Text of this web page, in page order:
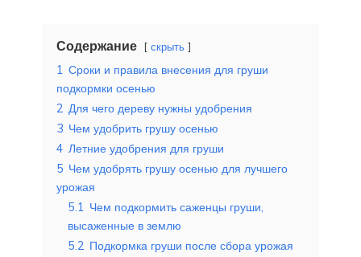
Содержание скрыть
1 Сроки и правила внесения для груши
подкормки осенью
2 Для чего дереву нужны удобрения
3 Чем удобрить грушу осенью
4 Летние удобрения для груши
5 Чем удобрять грушу осенью для лучшего
урожая
5.1 Чем подкормить саженцы груши,
высаженные в землю
5.2 Подкормка груши после сбора урожая